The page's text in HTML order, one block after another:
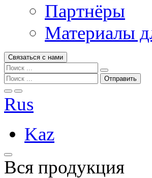
Партнёры
Материалы
Связаться с нами
Rus
Kaz
Вся продукция